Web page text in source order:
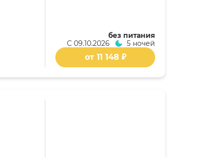
без питания
С 09.10.2026 5 ночей
от 11 148 ₽